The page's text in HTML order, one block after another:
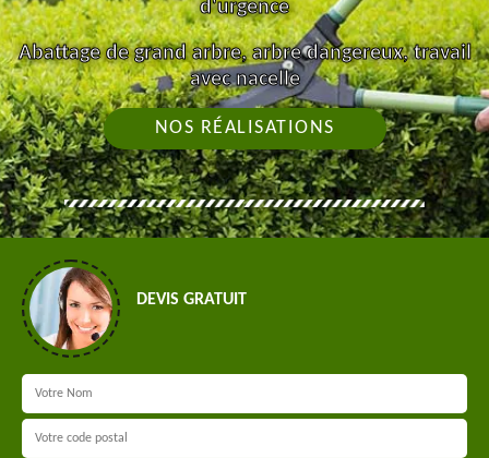
d'urgence
Abattage de grand arbre, arbre dangereux, travail
avec nacelle
NOS RÉALISATIONS
DEVIS GRATUIT